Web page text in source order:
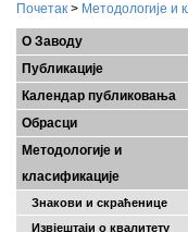
Почетак > Методологије и
О Заводу
Публикације
Календар публиковања
Обрасци
Методологије и
класификације
Знакови и скраћенице
Извјештаји о квалитету